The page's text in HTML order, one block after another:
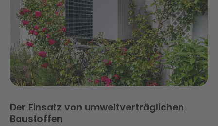
Der Einsatz von umweltverträglichen
Baustoffen